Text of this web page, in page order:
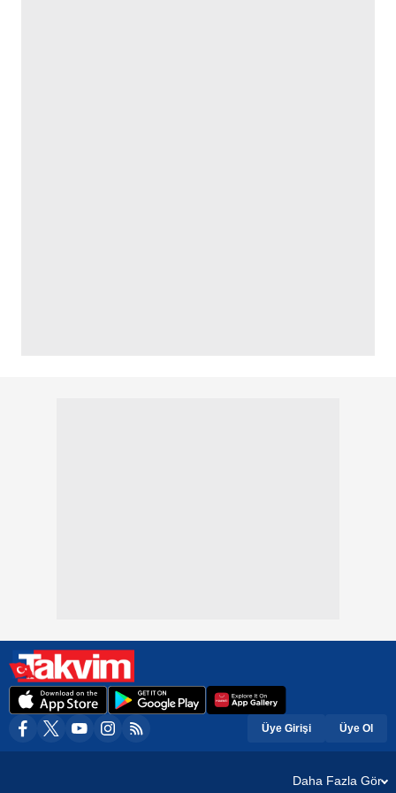
Üye Girişi Üye Ol
Daha Fazla Gör